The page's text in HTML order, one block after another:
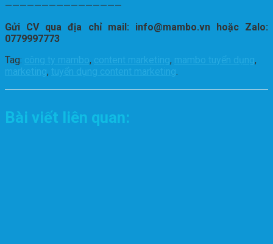
————————————————
Gửi CV qua địa chỉ mail: info@mambo.vn hoặc Zalo:
0779997773
Tag: công ty mambo, content marketing, mambo tuyển dụng,
marketing, tuyển dụng content marketing.
Bài viết liên quan: